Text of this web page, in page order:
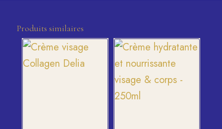
Produits similaires